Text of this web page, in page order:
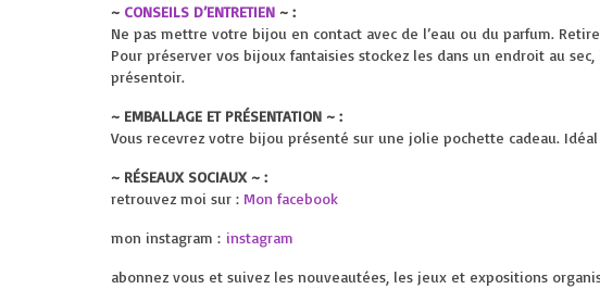
~ CONSEILS D’ENTRETIEN ~ :
Ne pas mettre votre bijou en contact avec de l’eau ou du parfum.
Pour préserver vos bijoux fantaisies stockez les dans un endroit au
présentoir.
~ EMBALLAGE ET PRÉSENTATION ~ :
Vous recevrez votre bijou présenté sur une jolie pochette cadeau.
~ RÉSEAUX SOCIAUX ~ :
retrouvez moi sur : Mon facebook
mon instagram : instagram
abonnez vous et suivez les nouveautées, les jeux et expositions